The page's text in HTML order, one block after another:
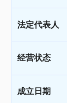
法定代表人
经营状态
成立日期